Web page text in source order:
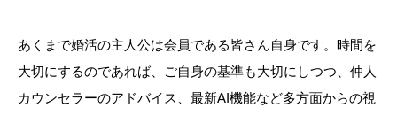
あくまで婚活の主人公は会員である皆さん自身です。時間を
大切にするのであれば、ご自身の基準も大切にしつつ、仲人
カウンセラーのアドバイス、最新AI機能など多方面からの視